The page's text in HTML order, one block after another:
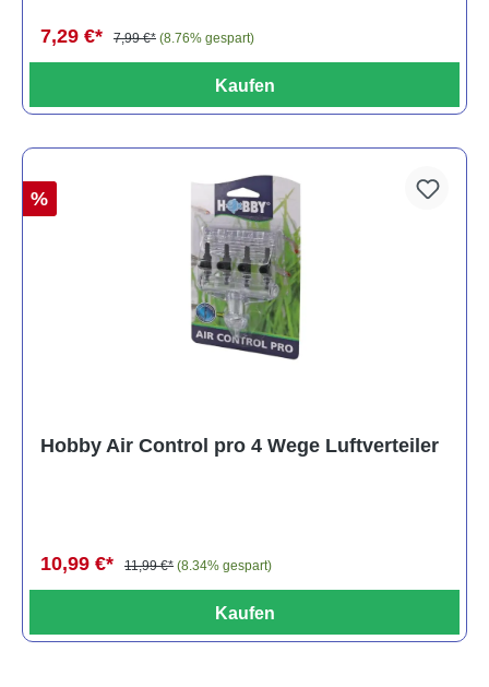
7,29 €* 7,99 €* (8.76% gespart)
Kaufen
%
Hobby Air Control pro 4 Wege Luftverteiler
10,99 €* 11,99 €* (8.34% gespart)
Kaufen